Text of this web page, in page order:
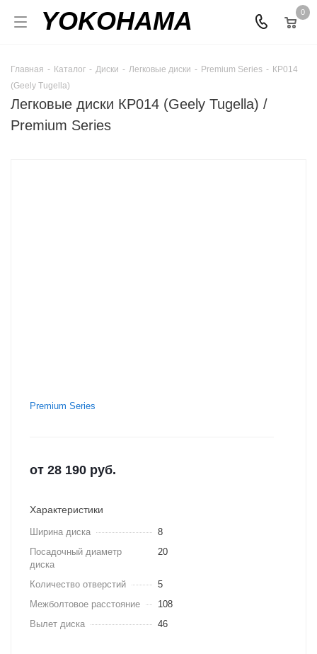
YOKOHAMA 0
Главная - Каталог - Диски - Легковые диски - Premium Series - КР014
(Geely Tugella)
Легковые диски КР014 (Geely Tugella) /
Premium Series
Premium Series
от 28 190 руб.
Характеристики
Ширина диска
8
Посадочный диаметр
диска
20
Количество отверстий
5
Межболтовое расстояние
108
Вылет диска
46